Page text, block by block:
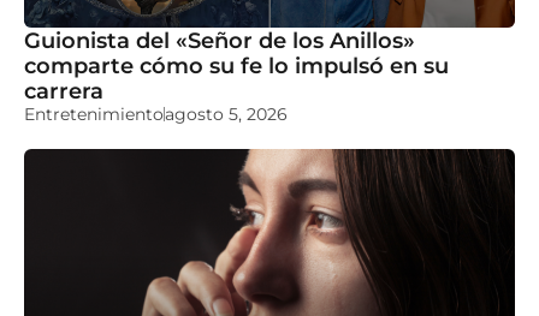
Guionista del «Señor de los Anillos»
comparte cómo su fe lo impulsó en su
carrera
Entretenimientoagosto 5, 2026